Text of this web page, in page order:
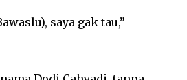
saya gak tau,”